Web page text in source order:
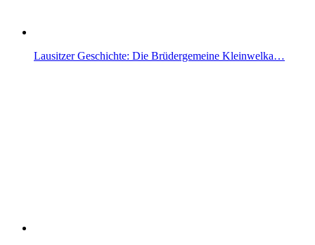
Lausitzer Geschichte: Die Brüdergemeine Kleinwelka…